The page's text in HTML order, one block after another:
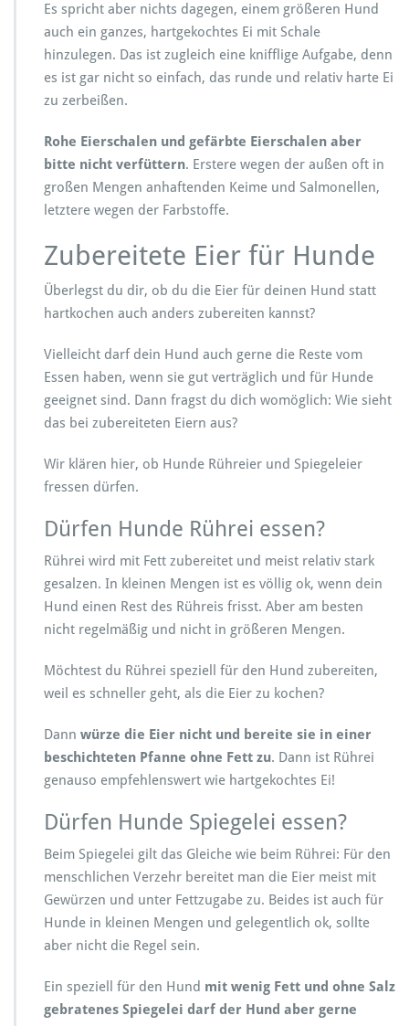
Es spricht aber nichts dagegen, einem größeren Hund
auch ein ganzes, hartgekochtes Ei mit Schale
hinzulegen. Das ist zugleich eine knifflige Aufgabe, denn
es ist gar nicht so einfach, das runde und relativ harte Ei
zu zerbeißen.
Rohe Eierschalen und gefärbte Eierschalen aber
bitte nicht verfüttern. Erstere wegen der außen oft in
großen Mengen anhaftenden Keime und Salmonellen,
letztere wegen der Farbstoffe.
Zubereitete Eier für Hunde
Überlegst du dir, ob du die Eier für deinen Hund statt
hartkochen auch anders zubereiten kannst?
Vielleicht darf dein Hund auch gerne die Reste vom
Essen haben, wenn sie gut verträglich und für Hunde
geeignet sind. Dann fragst du dich womöglich: Wie sieht
das bei zubereiteten Eiern aus?
Wir klären hier, ob Hunde Rühreier und Spiegeleier
fressen dürfen.
Dürfen Hunde Rührei essen?
Rührei wird mit Fett zubereitet und meist relativ stark
gesalzen. In kleinen Mengen ist es völlig ok, wenn dein
Hund einen Rest des Rühreis frisst. Aber am besten
nicht regelmäßig und nicht in größeren Mengen.
Möchtest du Rührei speziell für den Hund zubereiten,
weil es schneller geht, als die Eier zu kochen?
Dann würze die Eier nicht und bereite sie in einer
beschichteten Pfanne ohne Fett zu. Dann ist Rührei
genauso empfehlenswert wie hartgekochtes Ei!
Dürfen Hunde Spiegelei essen?
Beim Spiegelei gilt das Gleiche wie beim Rührei: Für den
menschlichen Verzehr bereitet man die Eier meist mit
Gewürzen und unter Fettzugabe zu. Beides ist auch für
Hunde in kleinen Mengen und gelegentlich ok, sollte
aber nicht die Regel sein.
Ein speziell für den Hund mit wenig Fett und ohne Salz
gebratenes Spiegelei darf der Hund aber gerne